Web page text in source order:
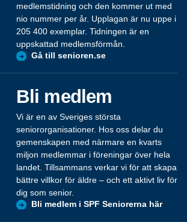
medlemstidning och den kommer ut med
nio nummer per år. Upplagan är nu uppe i
205 400 exemplar. Tidningen är en
uppskattad medlemsförmån.
Gå till senioren.se
Bli medlem
Vi är en av Sveriges största
seniororganisationer. Hos oss delar du
gemenskapen med närmare en kvarts
miljon medlemmar i föreningar över hela
landet. Tillsammans verkar vi för att skapa
bättre villkor för äldre – och ett aktivt liv för
dig som senior.
Bli medlem i SPF Seniorerna här